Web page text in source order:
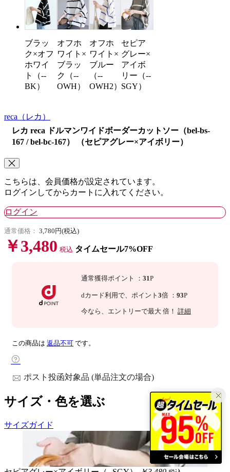
ブラッ
ク×オフ
ホワイ
ト（--
BK）
オフホ
ワイト×
ブラッ
ク（--
OWH）
オフホ
ワイト×
ブルー
（--
OWH2）
セピア
グレー×
アイボ
リー（--
SGY）
reca （レカ）
レカ reca ドルマンワイドボーダーカットソー（bel-bs-
167 / bel-bc-167） （セピアグレー×アイボリー）
こちらは、会員価格が設定されています。
ログインしてからカートに入れてください。
ログイン
通常価格： 3,780円(税込)
￥3,480 税込 タイムセール7%OFF
通常獲得ポイント ： 31P
dカード利用で、 ポイント 3倍 ： 93P
今なら 、エントリーで最大 倍！ 詳細
この商品は 返品不可 です。
ポスト投函対象品 (単品注文の場合)
サイズ・色を選ぶ
サイズガイド